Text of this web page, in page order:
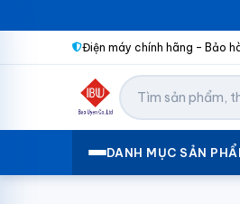
Điện máy chính hãng – Bảo
DANH MỤC SẢN